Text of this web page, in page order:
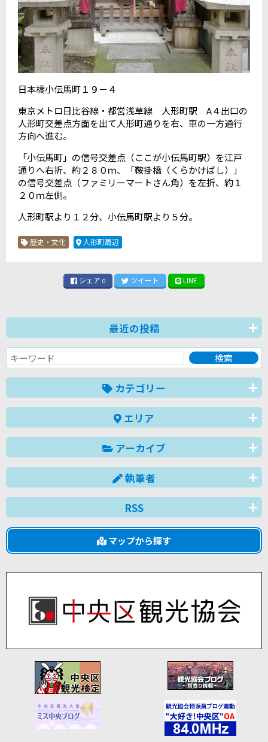
日本橋小伝馬町１９－４
東京メトロ日比谷線・都営浅草線 人形町駅 A４出口の
人形町交差点方面を出て人形町通りを右、車の一方通行
方向へ進む。
「小伝馬町」の信号交差点（ここが小伝馬町駅）を江戸
通りへ右折、約２８０ｍ、「鞍掛橋（くらかけばし）」
の信号交差点（ファミリーマートさん角）を左折、約１
２０ｍ左側。
人形町駅より１２分、小伝馬町駅より５分。
歴史・文化 人形町周辺
シェア 0 ツイート LINE
最近の投稿
カテゴリー
エリア
アーカイブ
執筆者
RSS
マップから探す